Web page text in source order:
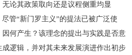
论其政策取向还是议程侧重均显
管“新门罗主义”的提法已被广泛使
何产生？该理念的提出与实践是否意
逻辑，并对其未来发展演进作出初步